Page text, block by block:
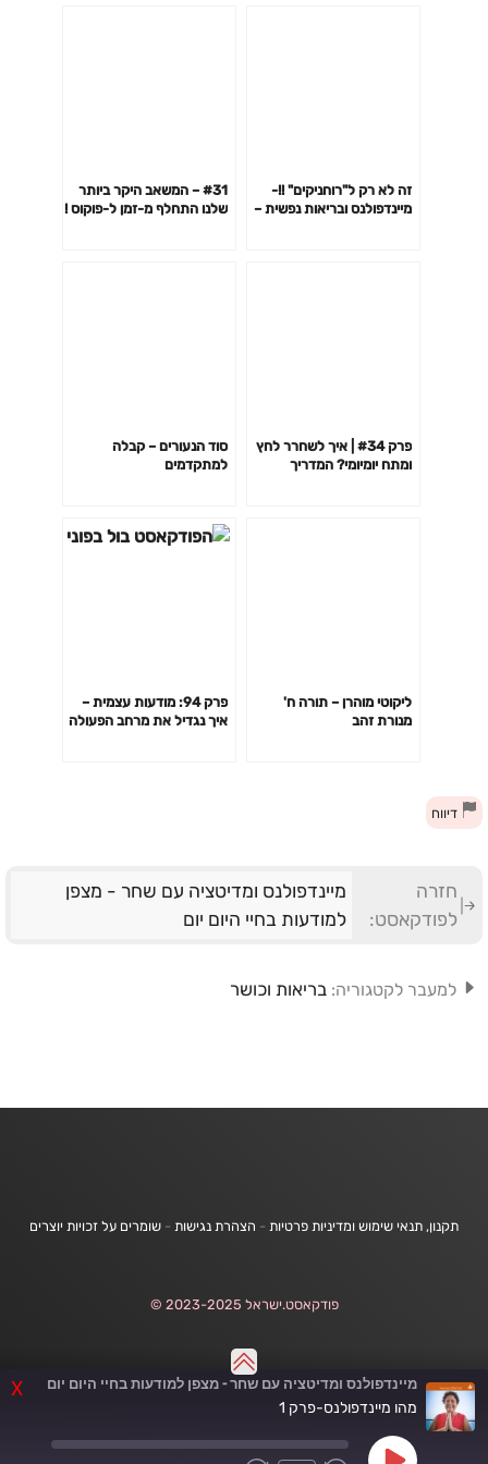
X מיינדפולנס ומדיטציה עם שחר - מצפן למודעות בחיי היום יום
מהו מיינדפולנס-פרק 1
זה לא רק ל"רוחניקים" !!-
מיינדפולנס ובריאות נפשית –
#31 – המשאב היקר ביותר
שלנו התחלף מ-זמן ל-פוקוס !
פרק #34 | איך לשחרר לחץ
ומתח יומיומי? המדריך
סוד הנעורים – קבלה
למתקדמים
ליקוטי מוהרן – תורה ח'
מנורת זהב
פרק 94: מודעות עצמית –
איך נגדיל את מרחב הפעולה
דיווח
חזרה
לפודקאסט:
מיינדפולנס ומדיטציה עם שחר - מצפן
למודעות בחיי היום יום
למעבר לקטגוריה: בריאות וכושר
תקנון, תנאי שימוש ומדיניות פרטיות - הצהרת נגישות - שומרים על זכויות יוצרים
פודקאסט.ישראל 2023-2025 ©